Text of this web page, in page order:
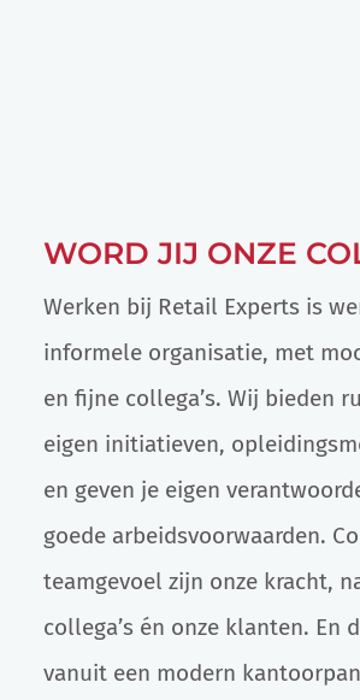
WORD JIJ ONZE
Werken bij Retail Experts is
informele organisatie, met
en fijne collega’s. Wij bieden
eigen initiatieven,
en geven je eigen
goede arbeidsvoorwaarden.
teamgevoel zijn onze kracht,
collega’s én onze klanten. En
vanuit een modern